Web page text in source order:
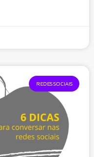
REDES SOCIAIS